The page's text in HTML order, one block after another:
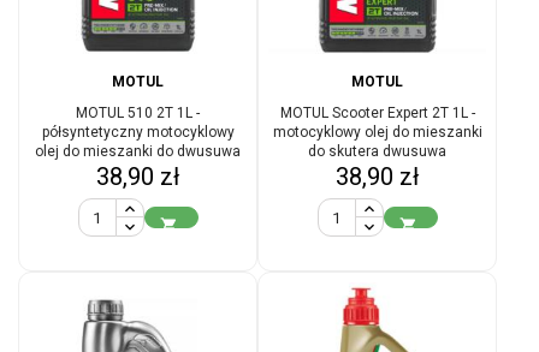
MOTUL
MOTUL 510 2T 1L -
półsyntetyczny motocyklowy
olej do mieszanki do dwusuwa
Cena
38,90 zł

MOTUL
MOTUL Scooter Expert 2T 1L -
motocyklowy olej do mieszanki
do skutera dwusuwa
Cena
38,90 zł
